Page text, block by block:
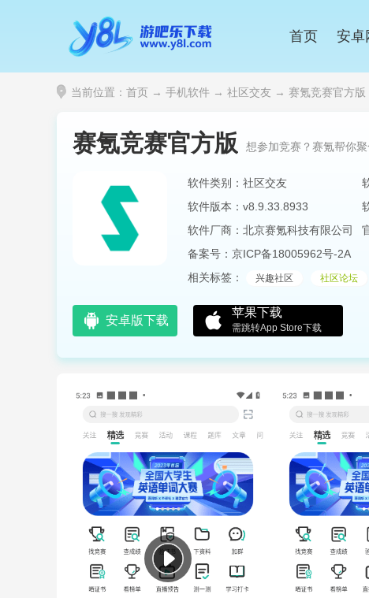
首页 安卓
当前位置： 首页 → 手机软件 → 社区交友 → 赛氪竞赛官方版
赛氪竞赛官方版 想参加竞赛？赛氪帮你
软件类别：社区交友
软件版本：v8.9.33.8933
软件厂商：北京赛氪科技有限公司
备案号： 京ICP备18005962号-2A
相关标签：
兴趣社区 社区论坛
安卓版下载
苹果下载
需跳转App Store下载